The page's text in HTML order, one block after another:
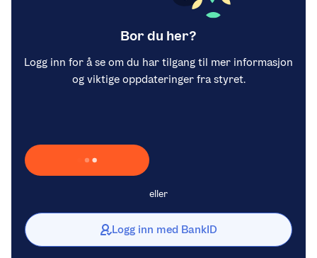
Bor du her?
Logg inn for å se om du har tilgang til mer informasjon
og viktige oppdateringer fra styret.
Laster inn Vipps …
eller
Logg inn med BankID